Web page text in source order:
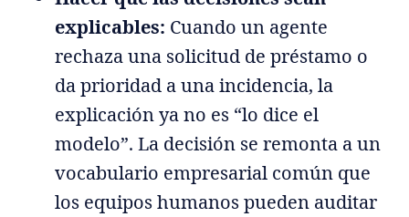
explicables: Cuando un agente
rechaza una solicitud de préstamo o
da prioridad a una incidencia, la
explicación ya no es “lo dice el
modelo”. La decisión se remonta a un
vocabulario empresarial común que
los equipos humanos pueden auditar